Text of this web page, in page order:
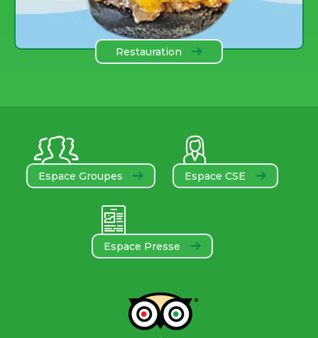
Restauration
Espace Groupes Espace CSE
Espace Presse